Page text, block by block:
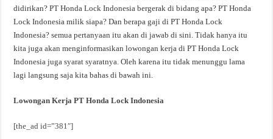
didirikan? PT Honda Lock Indonesia bergerak di bidang apa? PT Honda
Lock Indonesia milik siapa? Dan berapa gaji di PT Honda Lock
Indonesia? semua pertanyaan itu akan di jawab di sini. Tidak hanya itu
kita juga akan menginformasikan lowongan kerja di PT Honda Lock
Indonesia juga syarat syaratnya. Oleh karena itu tidak menunggu lama
lagi langsung saja kita bahas di bawah ini.
Lowongan Kerja PT Honda Lock Indonesia
[the_ad id=”381″]